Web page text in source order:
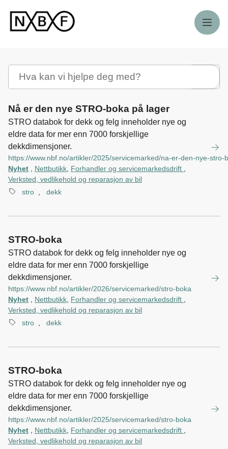
Meny
Søk
Nå er den nye STRO-boka på lager
STRO databok for dekk og felg inneholder nye og
eldre data for mer enn 7000 forskjellige
dekkdimensjoner.
https://www.nbf.no/artikler/2025/servicemarked/na-er-den-nye-stro-
Nyhet
Nettbutikk Forhandler og servicemarkedsdrift
Verksted, vedlikehold og reparasjon av bil
stro
dekk
STRO-boka
STRO databok for dekk og felg inneholder nye og
eldre data for mer enn 7000 forskjellige
dekkdimensjoner.
https://www.nbf.no/artikler/2026/servicemarked/stro-boka
Nyhet
Nettbutikk Forhandler og servicemarkedsdrift
Verksted, vedlikehold og reparasjon av bil
stro
dekk
STRO-boka
STRO databok for dekk og felg inneholder nye og
eldre data for mer enn 7000 forskjellige
dekkdimensjoner.
https://www.nbf.no/artikler/2025/servicemarked/stro-boka
Nyhet
Nettbutikk Forhandler og servicemarkedsdrift
Verksted, vedlikehold og reparasjon av bil